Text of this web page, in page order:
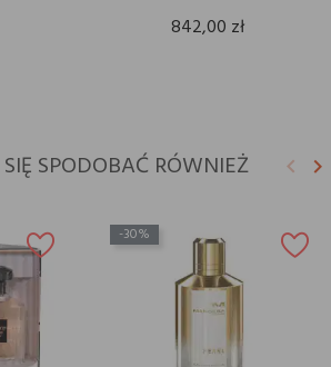
842,00 zł
SPODOBAĆ RÓWNIEŻ keyboard_arrow_left keyboard_arrow_right
-30%